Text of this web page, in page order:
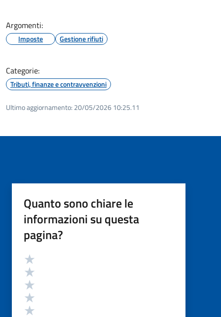
Argomenti:
Imposte Gestione rifiuti
Categorie:
Tributi, finanze e contravvenzioni
Ultimo aggiornamento: 20/05/2026 10:25.11
Quanto sono chiare le
informazioni su questa
pagina?
Valutazione